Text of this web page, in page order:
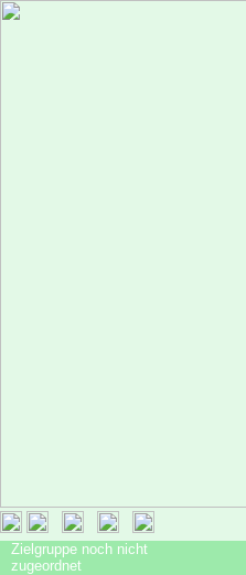
Zielgruppe noch nicht
zugeordnet